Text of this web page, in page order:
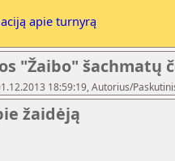
apie turnyrą
"Žaibo" šachmatų
18:59:19, Autorius/
žaidėją